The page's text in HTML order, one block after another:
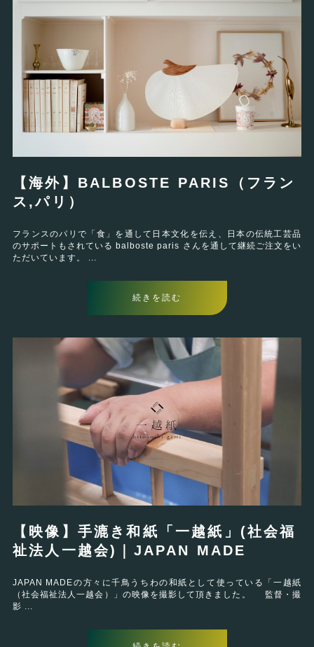
【海外】BALBOSTE PARIS（フラン
ス,パリ）
フランスのパリで「食」を通して日本文化を伝え、日本の伝統工芸品
のサポートもされている balboste paris さんを通して継続ご注文をい
ただいています。 ...
続きを読む
【映像】手漉き和紙「一越紙」(社会福
祉法人一越会)｜JAPAN MADE
JAPAN MADEの方々に千鳥うちわの和紙として使っている「一越紙
（社会福祉法人一越会）」の映像を撮影して頂きました。 監督・撮
影 ...